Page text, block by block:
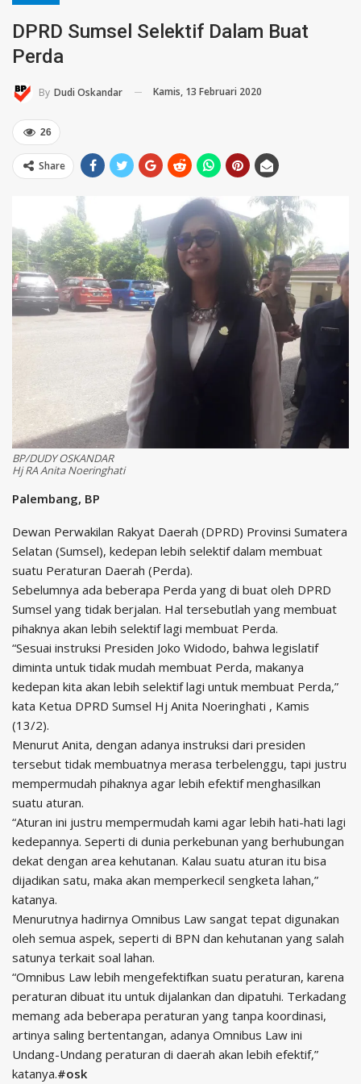
DPRD Sumsel Selektif Dalam Buat
Perda
By Dudi Oskandar Kamis, 13 Februari 2020
26
Share
BP/DUDY OSKANDAR
Hj RA Anita Noeringhati
Palembang, BP
Dewan Perwakilan Rakyat Daerah (DPRD) Provinsi Sumatera
Selatan (Sumsel), kedepan lebih selektif dalam membuat
suatu Peraturan Daerah (Perda).
Sebelumnya ada beberapa Perda yang di buat oleh DPRD
Sumsel yang tidak berjalan. Hal tersebutlah yang membuat
pihaknya akan lebih selektif lagi membuat Perda.
“Sesuai instruksi Presiden Joko Widodo, bahwa legislatif
diminta untuk tidak mudah membuat Perda, makanya
kedepan kita akan lebih selektif lagi untuk membuat Perda,”
kata Ketua DPRD Sumsel Hj Anita Noeringhati , Kamis
(13/2).
Menurut Anita, dengan adanya instruksi dari presiden
tersebut tidak membuatnya merasa terbelenggu, tapi justru
mempermudah pihaknya agar lebih efektif menghasilkan
suatu aturan.
“Aturan ini justru mempermudah kami agar lebih hati-hati lagi
kedepannya. Seperti di dunia perkebunan yang berhubungan
dekat dengan area kehutanan. Kalau suatu aturan itu bisa
dijadikan satu, maka akan memperkecil sengketa lahan,”
katanya.
Menurutnya hadirnya Omnibus Law sangat tepat digunakan
oleh semua aspek, seperti di BPN dan kehutanan yang salah
satunya terkait soal lahan.
“Omnibus Law lebih mengefektifkan suatu peraturan, karena
peraturan dibuat itu untuk dijalankan dan dipatuhi. Terkadang
memang ada beberapa peraturan yang tanpa koordinasi,
artinya saling bertentangan, adanya Omnibus Law ini
Undang-Undang peraturan di daerah akan lebih efektif,”
katanya.#osk